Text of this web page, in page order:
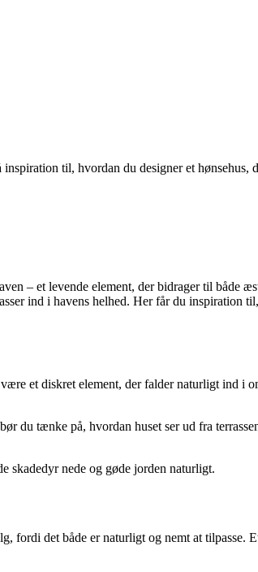
til, hvordan du designer et hønsehus,
– et levende element, der bidrager til både
ind i havens helhed. Her får du inspiration
et diskret element, der falder naturligt ind i
du tænke på, hvordan huset ser ud fra
skadedyr nede og gøde jorden naturligt.
fordi det både er naturligt og nemt at tilpasse.